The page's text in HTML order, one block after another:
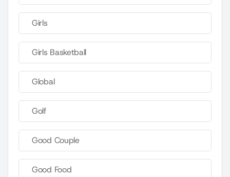
Girls
Girls Basketball
Global
Golf
Good Couple
Good Food